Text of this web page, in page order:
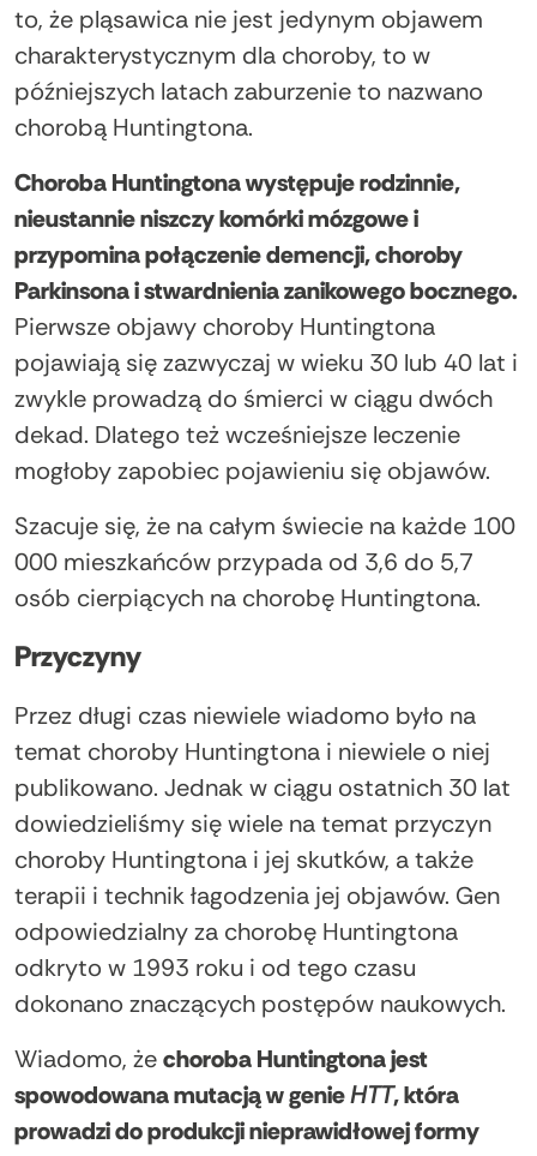
to, że pląsawica nie jest jedynym objawem
charakterystycznym dla choroby, to w
późniejszych latach zaburzenie to nazwano
chorobą Huntingtona.
Choroba Huntingtona występuje rodzinnie,
nieustannie niszczy komórki mózgowe i
przypomina połączenie demencji, choroby
Parkinsona i stwardnienia zanikowego bocznego.
Pierwsze objawy choroby Huntingtona
pojawiają się zazwyczaj w wieku 30 lub 40 lat i
zwykle prowadzą do śmierci w ciągu dwóch
dekad. Dlatego też wcześniejsze leczenie
mogłoby zapobiec pojawieniu się objawów.
Szacuje się, że na całym świecie na każde 100
000 mieszkańców przypada od 3,6 do 5,7
osób cierpiących na chorobę Huntingtona.
Przyczyny
Przez długi czas niewiele wiadomo było na
temat choroby Huntingtona i niewiele o niej
publikowano. Jednak w ciągu ostatnich 30 lat
dowiedzieliśmy się wiele na temat przyczyn
choroby Huntingtona i jej skutków, a także
terapii i technik łagodzenia jej objawów. Gen
odpowiedzialny za chorobę Huntingtona
odkryto w 1993 roku i od tego czasu
dokonano znaczących postępów naukowych.
Wiadomo, żechoroba Huntingtona jest
spowodowana mutacją w genieHTT, która
prowadzi do produkcji nieprawidłowej formy